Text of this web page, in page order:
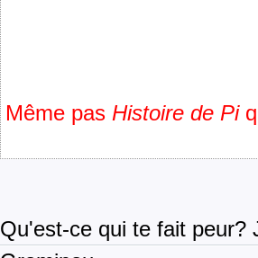
Même pas Histoire de Pi
Qu'est-ce qui te fait peur?